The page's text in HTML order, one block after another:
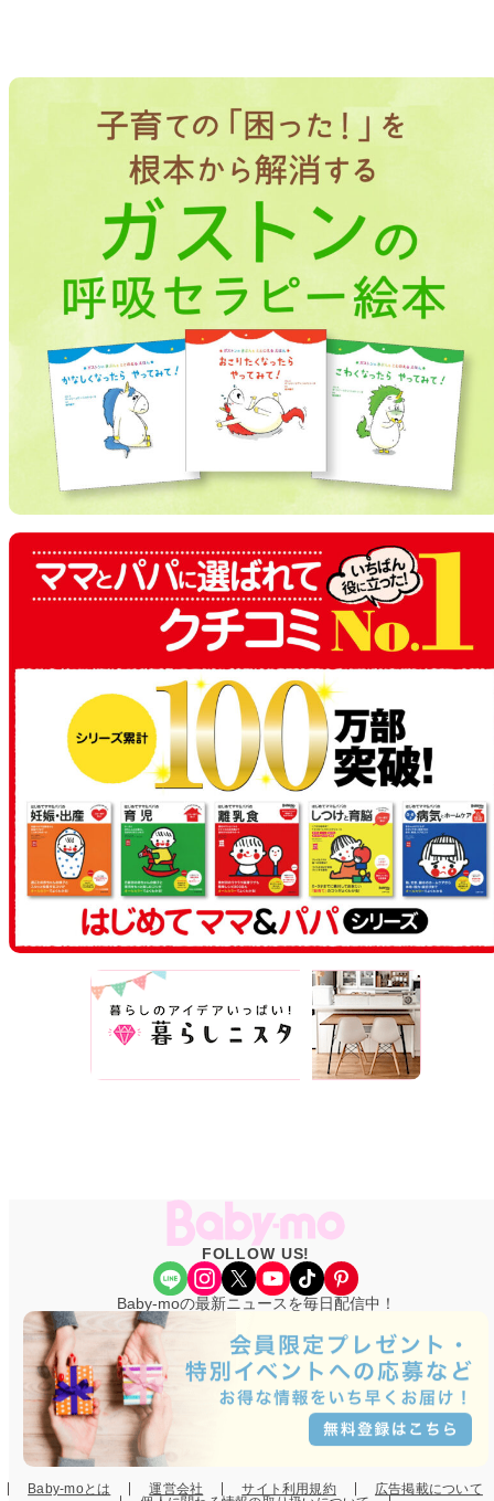
FOLLOW US!
Share Icon Instagram X YouTube TikTok Pinterest
Baby-moの最新ニュースを毎日配信中！
Baby-moとは 運営会社 サイト利用規約
広告掲載について